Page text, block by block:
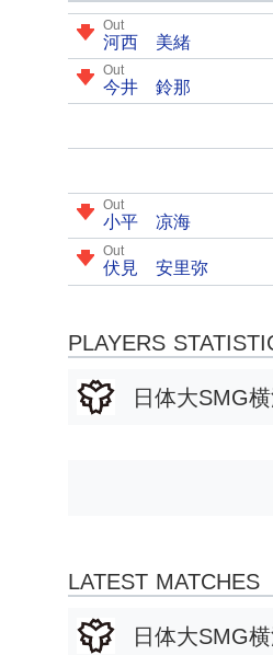
Out
河西 美緒
Out
今井 鈴那
Out
小平 凉海
Out
伏見 安里弥
PLAYERS
日体大SMG
LATEST MATCHES
日体大SMG